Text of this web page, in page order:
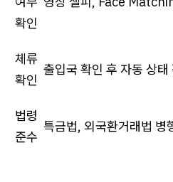
확인
체류
확인
출입국 확인 후 자동 상태
법령
준수
특금법, 외국환거래법 병